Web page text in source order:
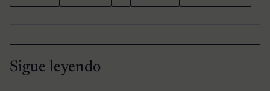
Sigue leyendo